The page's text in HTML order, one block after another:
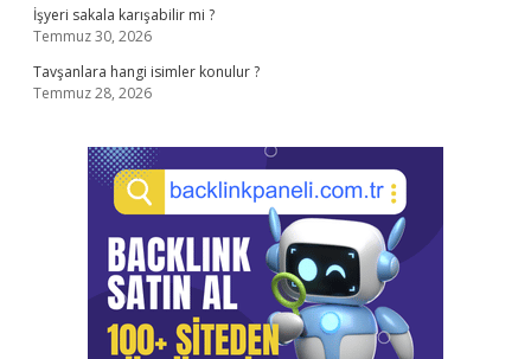
İşyeri sakala karışabilir mi ?
Temmuz 30, 2026
Tavşanlara hangi isimler konulur ?
Temmuz 28, 2026